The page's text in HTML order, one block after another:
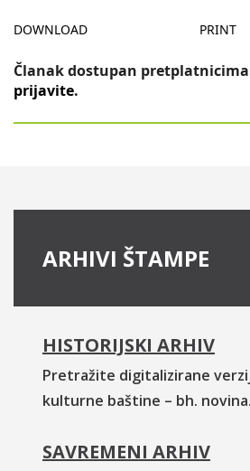
DOWNLOAD PRINT
Članak dostupan
prijavite.
ARHIVI ŠTAMPE
HISTORIJSKI ARHIV
Pretražite digitalizirane
kulturne baštine – bh. novina.
SAVREMENI ARHIV